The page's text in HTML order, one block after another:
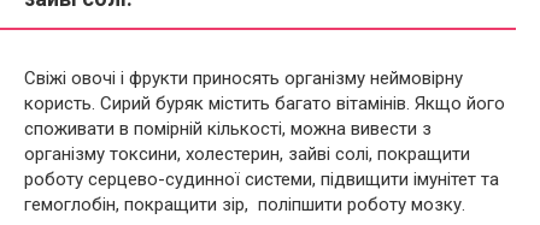
Свіжі овочі і фрукти приносять організму неймовірну
користь. Сирий буряк містить багато вітамінів. Якщо його
споживати в помірній кількості, можна вивести з
організму токсини, холестерин, зайві солі, покращити
роботу серцево-судинної системи, підвищити імунітет та
гемоглобін, покращити зір, поліпшити роботу мозку.